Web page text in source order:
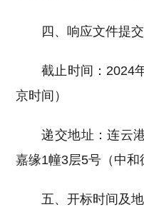
四、响应文件提交
截止时间：2024
京时间）
递交地址：连云
嘉缘1幢3层5号（中和
五、开标时间及